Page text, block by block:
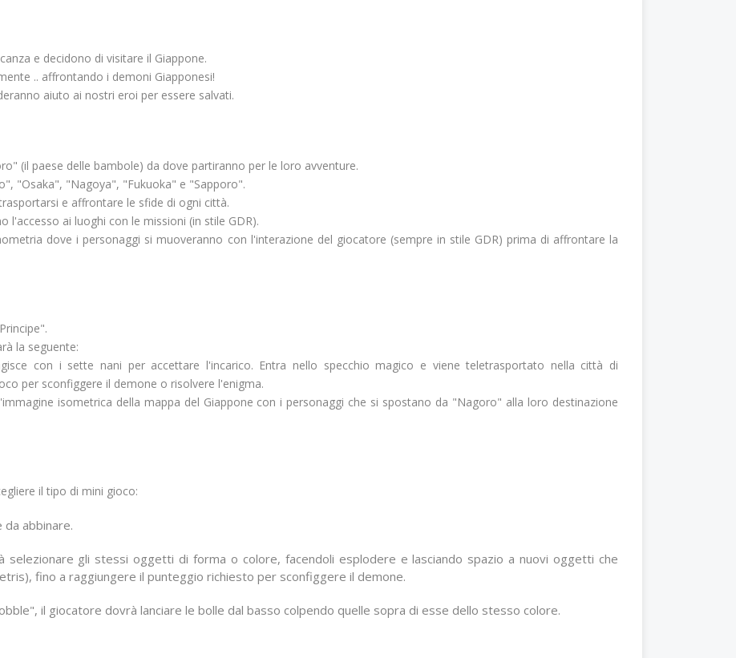
e decidono di visitare il Giappone.
.. affrontando i demoni Giapponesi!
aiuto ai nostri eroi per essere salvati.
(il paese delle bambole) da dove partiranno per le loro avventure.
"Osaka", "Nagoya", "Fukuoka" e "Sapporo".
e affrontare le sfide di ogni città.
l'accesso ai luoghi con le missioni (in stile GDR).
dove i personaggi si muoveranno con l'interazione del giocatore (sempre in stile GDR) prima di affrontare la
la seguente:
con i sette nani per accettare l'incarico. Entra nello specchio magico e viene teletrasportato nella città di
per sconfiggere il demone o risolvere l'enigma.
isometrica della mappa del Giappone con i personaggi che si spostano da "Nagoro" alla loro destinazione
il tipo di mini gioco:
da abbinare.
selezionare gli stessi oggetti di forma o colore, facendoli esplodere e lasciando spazio a nuovi oggetti che
fino a raggiungere il punteggio richiesto per sconfiggere il demone.
il giocatore dovrà lanciare le bolle dal basso colpendo quelle sopra di esse dello stesso colore.